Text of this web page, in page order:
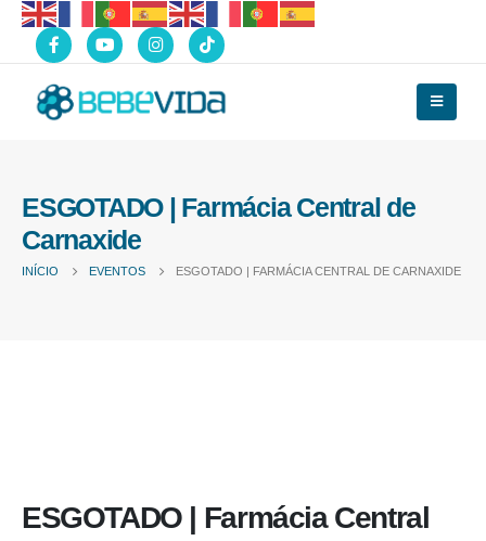
ESGOTADO | Farmácia Central de
Carnaxide
INÍCIO EVENTOS ESGOTADO | FARMÁCIA CENTRAL DE CARNAXIDE
ESGOTADO | Farmácia Central